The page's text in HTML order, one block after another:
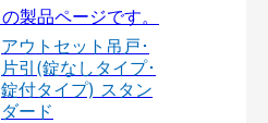
アウトセット吊戸･
片引(錠なしタイプ･
錠付タイプ) スタン
ダード